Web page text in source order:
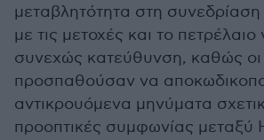
μεταβλητότητα στη
με τις μετοχές και το
συνεχώς κατεύθυνση, καθώς οι
προσπαθούσαν να
αντικρουόμενα μηνύματα
προοπτικές συμφωνίας μεταξύ